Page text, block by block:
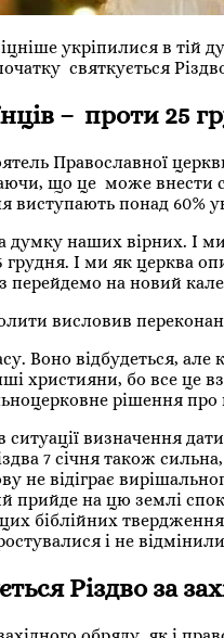
укріпилися в тій
святкується
– проти 25
Православної
що це може внести
виступають понад 60%
наших вірних. І ми
грудня. І ми як церква
перейдемо на новий
висловив
Воно відбудеться, але
християни, бо все це
рішення про
визначення
7 січня також
не відіграє
прийде на цю землі
біблійних
і не
Різдво за